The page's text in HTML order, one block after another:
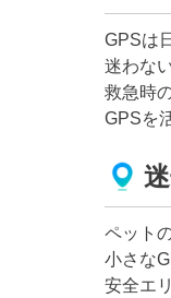
GPSは
迷わな
救急時
GPSを
ペット
小さな
安全エ